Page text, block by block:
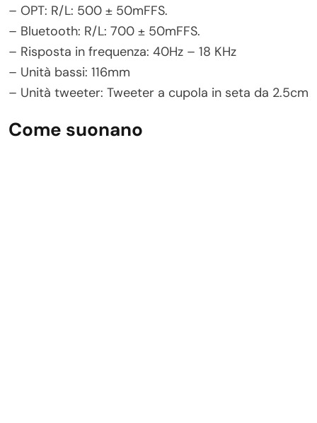
– OPT: R/L: 500 ± 50mFFS.
– Bluetooth: R/L: 700 ± 50mFFS.
– Risposta in frequenza: 40Hz – 18 KHz
– Unità bassi: 116mm
– Unità tweeter: Tweeter a cupola in seta da 2.5cm
Come suonano